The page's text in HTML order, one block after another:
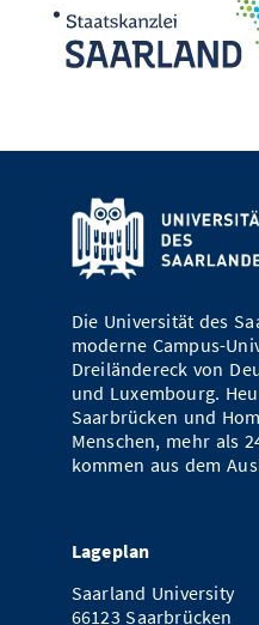
Die Universität des
moderne Campus-
Dreiländereck von
und Luxembourg.
Saarbrücken und
Menschen, mehr als
kommen aus dem
Lageplan
Saarland University
66123 Saarbrücken